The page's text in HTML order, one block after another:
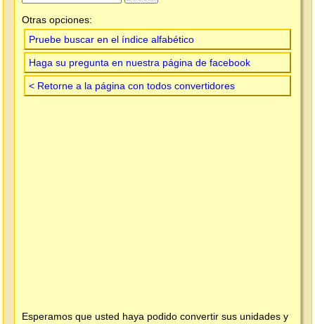
Otras opciones:
Pruebe buscar en el índice alfabético
Haga su pregunta en nuestra página de facebook
< Retorne a la página con todos convertidores
Esperamos que usted haya podido convertir sus unidades y